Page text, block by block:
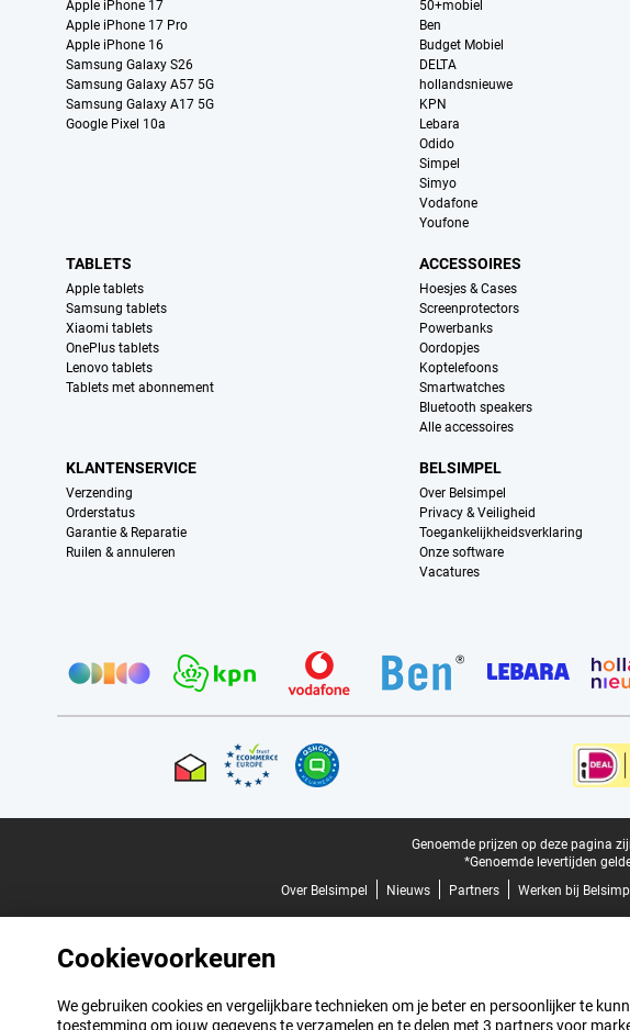
Apple iPhone 17
Apple iPhone 17 Pro
Apple iPhone 16
Samsung Galaxy S26
Samsung Galaxy A57 5G
Samsung Galaxy A17 5G
Google Pixel 10a
50+mobiel
Ben
Budget Mobiel
DELTA
hollandsnieuwe
KPN
Lebara
Odido
Simpel
Simyo
Vodafone
Youfone
TABLETS
Apple tablets
Samsung tablets
Xiaomi tablets
OnePlus tablets
Lenovo tablets
Tablets met abonnement
ACCESSOIRES
Hoesjes & Cases
Screenprotectors
Powerbanks
Oordopjes
Koptelefoons
Smartwatches
Bluetooth speakers
Alle accessoires
KLANTENSERVICE
Verzending
Orderstatus
Garantie & Reparatie
Ruilen & annuleren
BELSIMPEL
Over Belsimpel
Privacy & Veiligheid
Toegankelijkheidsverklaring
Onze software
Vacatures
Genoemde prijzen op deze pagina
*Genoemde levertijden
Over Belsimpel
Nieuws Partners Werken bij
Cookievoorkeuren
We gebruiken cookies en vergelijkbare technieken om je beter en persoonlijker te
toestemming om jouw gegevens te verzamelen en te delen met 3 partners voor